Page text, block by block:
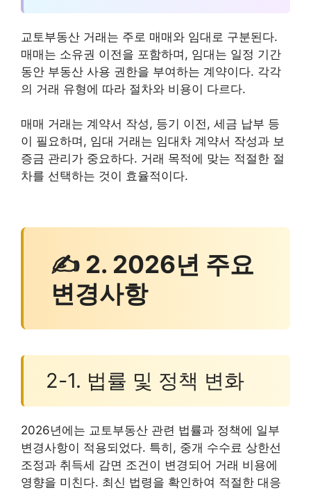
교토부동산 거래는 주로 매매와 임대로 구분된다.
매매는 소유권 이전을 포함하며, 임대는 일정 기간
동안 부동산 사용 권한을 부여하는 계약이다. 각각
의 거래 유형에 따라 절차와 비용이 다르다.
매매 거래는 계약서 작성, 등기 이전, 세금 납부 등
이 필요하며, 임대 거래는 임대차 계약서 작성과 보
증금 관리가 중요하다. 거래 목적에 맞는 적절한 절
차를 선택하는 것이 효율적이다.
✍ 2. 2026년 주요
변경사항
2-1. 법률 및 정책 변화
2026년에는 교토부동산 관련 법률과 정책에 일부
변경사항이 적용되었다. 특히, 중개 수수료 상한선
조정과 취득세 감면 조건이 변경되어 거래 비용에
영향을 미친다. 최신 법령을 확인하여 적절한 대응